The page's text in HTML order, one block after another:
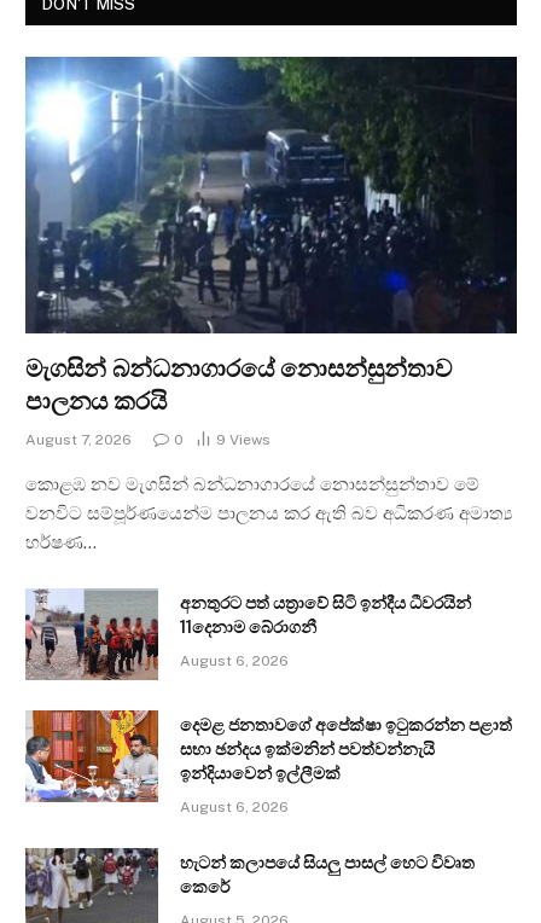
DON'T MISS
මැගසින් බන්ධනාගාරයේ නොසන්සුන්තාව
පාලනය කරයි
August 7, 2026 0 9 Views
කොළඹ නව මැගසින් බන්ධනාගාරයේ නොසන්සුන්තාව මේ
වනවිට සම්පූර්ණයෙන්ම පාලනය කර ඇති බව අධිකරණ අමාත්‍ය
හර්ෂණ…
අනතුරට පත් යත්‍රාවේ සිටි ඉන්දීය ධීවරයින්
11දෙනාම බේරාගනී
August 6, 2026
දෙමළ ජනතාවගේ අපේක්ෂා ඉටුකරන්න පළාත්
සභා ඡන්දය ඉක්මනින් පවත්වන්නැයි
ඉන්දියාවෙන් ඉල්ලීමක්
August 6, 2026
හැටන් කලාපයේ සියලු පාසල් හෙට විවෘත
කෙරේ